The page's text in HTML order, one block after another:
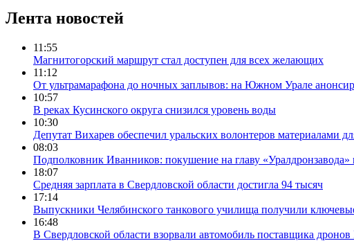
Лента новостей
11:55
Магнитогорский маршрут стал доступен для всех желающих
11:12
От ультрамарафона до ночных заплывов: на Южном Урале
10:57
В реках Кусинского округа снизился уровень воды
10:30
Депутат Вихарев обеспечил уральских волонтеров материалами
08:03
Подполковник Иванников: покушение на главу
18:07
Средняя зарплата в Свердловской области достигла 94 тысяч
17:14
Выпускники Челябинского танкового училища получили
16:48
В Свердловской области взорвали автомобиль поставщика